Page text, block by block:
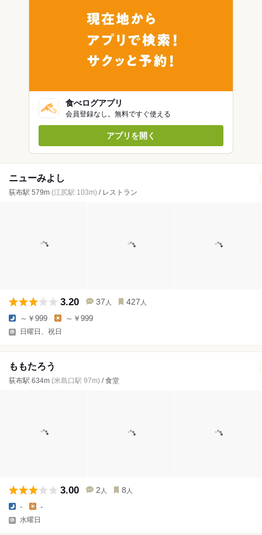
食べログアプリ
会員登録なし。無料ですぐ使える
アプリを開く
ニューみよし
荻布駅 579m (江尻駅 103m) / レストラン
3.20 37 人 427 人
～￥999 ～￥999
日曜日、祝日
ももたろう
荻布駅 634m (米島口駅 97m) / 食堂
3.00 2 人 8 人
- -
水曜日